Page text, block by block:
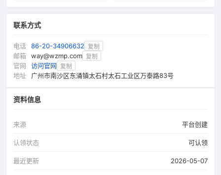
联系方式
电话 86-20-34906632 复制
邮箱 way@wzmp.com 复制
官网 访问官网 复制
地址 广州市南沙区东涌镇太石村太石工业区万泰路83号
资料信息
来源 平台创建
认领状态 可认领
最近更新 2026-05-07